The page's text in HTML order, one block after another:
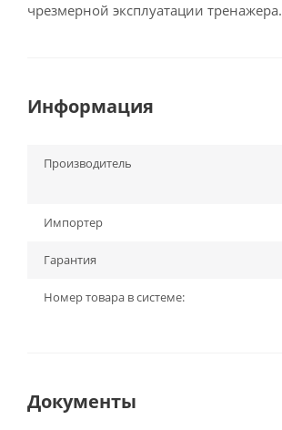
чрезмерной эксплуатации тренажера.
Информация
Производитель
Импортер
Гарантия
Номер товара в системе:
Документы